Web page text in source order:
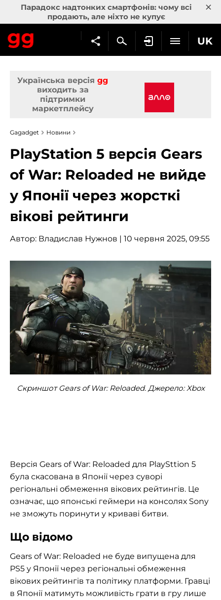
Парадокс надтонких смартфонів: чому всі
продають, але ніхто не купує
×
UK
Українська версія gg
виходить за
підтримки
маркетплейсу
Gagadget Новини
PlayStation 5 версія Gears
of War: Reloaded не вийде
у Японії через жорсткі
вікові рейтинги
Автор: Владислав Нужнов | 10 червня 2025, 09:55
Скриншот Gears of War: Reloaded. Джерело: Xbox
Версія Gears of War: Reloaded для PlaySttion 5
була скасована в Японії через суворі
регіональні обмеження вікових рейтингів. Це
означає, що японські геймери на консолях Sony
не зможуть поринути у криваві битви.
Що відомо
Gears of War: Reloaded не буде випущена для
PS5 у Японії через регіональні обмеження
вікових рейтингів та політику платформи. Гравці
в Японії матимуть можливість грати в гру лише